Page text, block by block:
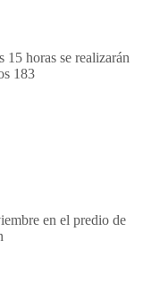
horas se realizarán
183
en el predio de